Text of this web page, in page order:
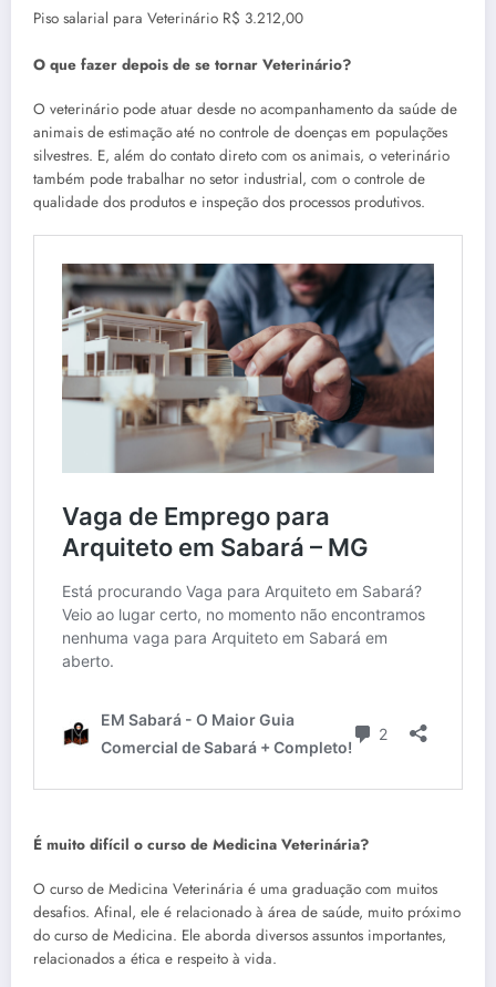
Piso salarial para Veterinário R$ 3.212,00
O que fazer depois de se tornar Veterinário?
O veterinário pode atuar desde no acompanhamento da saúde de
animais de estimação até no controle de doenças em populações
silvestres. E, além do contato direto com os animais, o veterinário
também pode trabalhar no setor industrial, com o controle de
qualidade dos produtos e inspeção dos processos produtivos.
É muito difícil o curso de Medicina Veterinária?
O curso de Medicina Veterinária é uma graduação com muitos
desafios. Afinal, ele é relacionado à área de saúde, muito próximo
do curso de Medicina. Ele aborda diversos assuntos importantes,
relacionados a ética e respeito à vida.